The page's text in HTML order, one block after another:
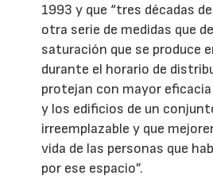
1993 y que “tres décadas
otra serie de medidas que
saturación que se produce
durante el horario de
protejan con mayor
y los edificios de un
irreemplazable y que
vida de las personas que
por ese espacio”.